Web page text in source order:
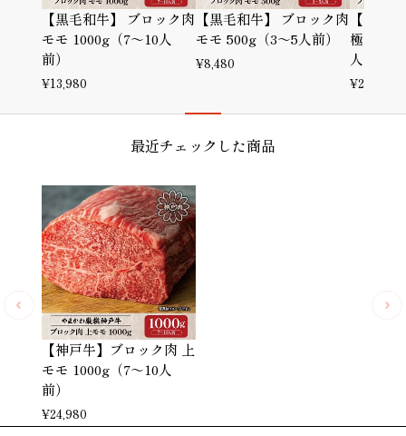
【黒毛和牛】 ブロック肉
モモ 1000g（7～10人
前）
¥13,980
【黒毛和牛】 ブロック肉
モモ 500g（3～5人前）
¥8,480
【黒毛
極上ヘ
人前）
¥29,980
最近チェックした商品
【神戸牛】ブロック肉 上
モモ 1000g（7～10人
前）
¥24,980